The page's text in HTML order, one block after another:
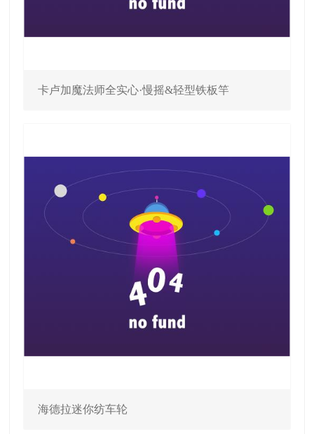
卡卢加魔法师全实心·慢摇&轻型铁板竿
海德拉迷你纺车轮